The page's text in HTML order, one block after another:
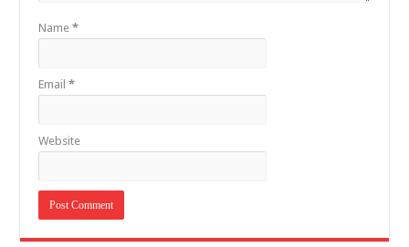
Name*
Email*
Website